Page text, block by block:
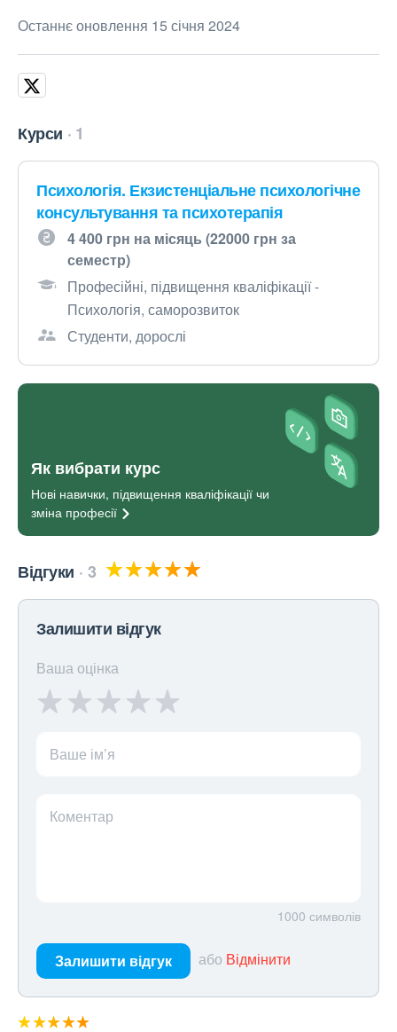
Останнє оновлення 15 січня 2024
Курси 1
Психологія. Екзистенціальне психологічне
консультування та психотерапія
4 400 грн на місяць (22000 грн за
семестр)
Професійні, підвищення кваліфікації -
Психологія, саморозвиток
Студенти, дорослі
Як вибрати курс
Нові навички, підвищення кваліфікації чи
зміна професії
Відгуки 3
Залишити відгук
Ваша оцінка
Ваше ім’я
Коментар
1000 символів
Залишити відгук або Відмінити